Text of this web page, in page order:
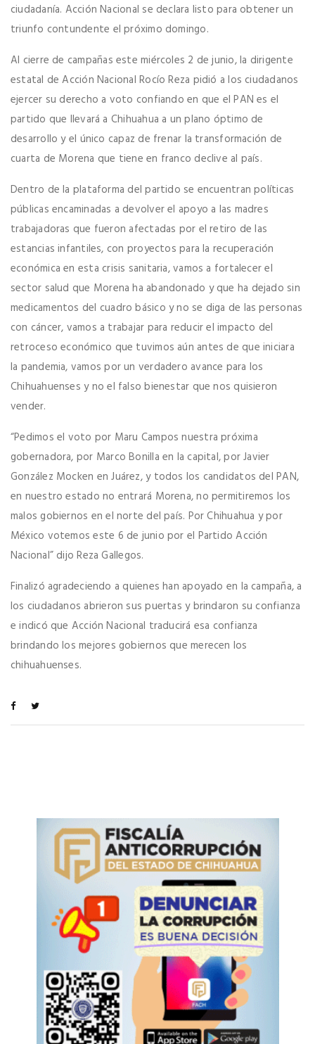
ciudadanía. Acción Nacional se declara listo para obtener un
triunfo contundente el próximo domingo.
Al cierre de campañas este miércoles 2 de junio, la dirigente
estatal de Acción Nacional Rocío Reza pidió a los ciudadanos
ejercer su derecho a voto confiando en que el PAN es el
partido que llevará a Chihuahua a un plano óptimo de
desarrollo y el único capaz de frenar la transformación de
cuarta de Morena que tiene en franco declive al país.
Dentro de la plataforma del partido se encuentran políticas
públicas encaminadas a devolver el apoyo a las madres
trabajadoras que fueron afectadas por el retiro de las
estancias infantiles, con proyectos para la recuperación
económica en esta crisis sanitaria, vamos a fortalecer el
sector salud que Morena ha abandonado y que ha dejado sin
medicamentos del cuadro básico y no se diga de las personas
con cáncer, vamos a trabajar para reducir el impacto del
retroceso económico que tuvimos aún antes de que iniciara
la pandemia, vamos por un verdadero avance para los
Chihuahuenses y no el falso bienestar que nos quisieron
vender.
“Pedimos el voto por Maru Campos nuestra próxima
gobernadora, por Marco Bonilla en la capital, por Javier
González Mocken en Juárez, y todos los candidatos del PAN,
en nuestro estado no entrará Morena, no permitiremos los
malos gobiernos en el norte del país. Por Chihuahua y por
México votemos este 6 de junio por el Partido Acción
Nacional” dijo Reza Gallegos.
Finalizó agradeciendo a quienes han apoyado en la campaña, a
los ciudadanos abrieron sus puertas y brindaron su confianza
e indicó que Acción Nacional traducirá esa confianza
brindando los mejores gobiernos que merecen los
chihuahuenses.